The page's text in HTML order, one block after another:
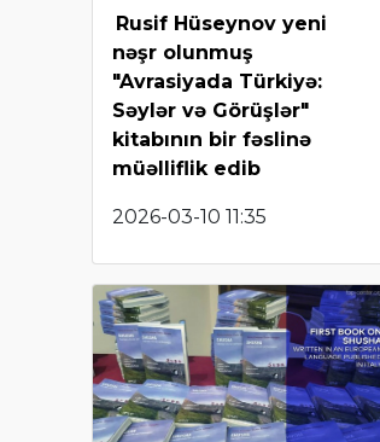
Rusif Hüseynov yeni
nəşr olunmuş
"Avrasiyada Türkiyə:
Səylər və Görüşlər"
kitabının bir fəslinə
müəlliflik edib
2026-03-10 11:35